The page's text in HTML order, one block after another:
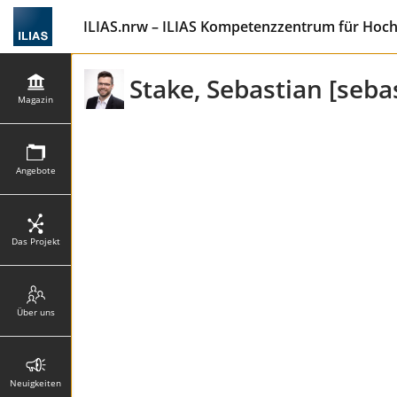
ILIAS.nrw – ILIAS Kompetenzzentrum für
Magazin
Angebote
Das Projekt
Über uns
Neuigkeiten
Stake, Sebastian